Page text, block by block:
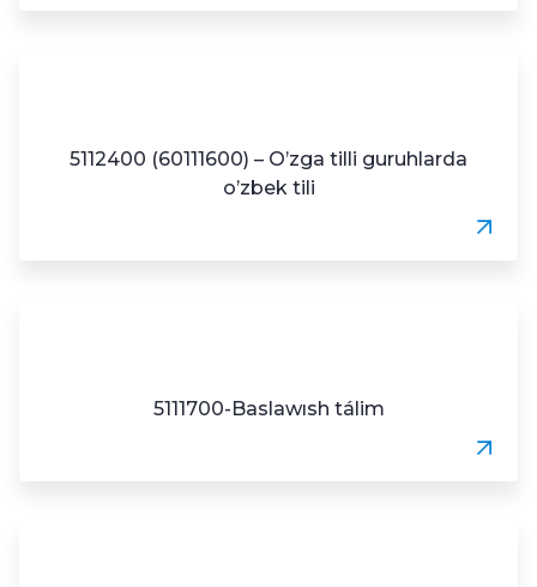
5112400 (60111600) – O’zga tilli guruhlarda
o’zbek tili
5111700-Baslawısh tálim